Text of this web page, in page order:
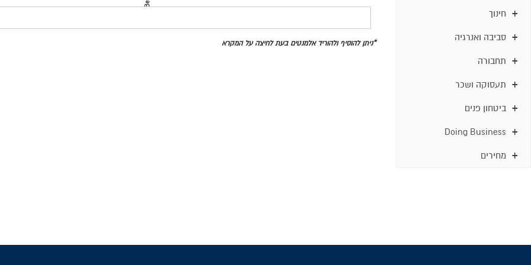
חינוך
סביבה ואנרגיה
תחבורה
תעסוקה ושכר
ביטחון פנים
Doing Business
מחירים
*ניתן להוסיף ולהוריד אלמנטים בעת לחיצה על המקרא